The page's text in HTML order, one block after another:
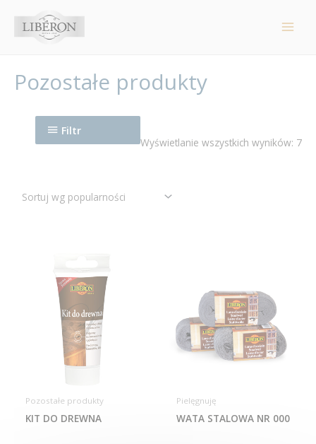
Pozostałe produkty
Filtr
Wyświetlanie wszystkich wyników: 7
Pozostałe produkty
KIT DO DREWNA
Pielęgnuję
WATA STALOWA NR 000